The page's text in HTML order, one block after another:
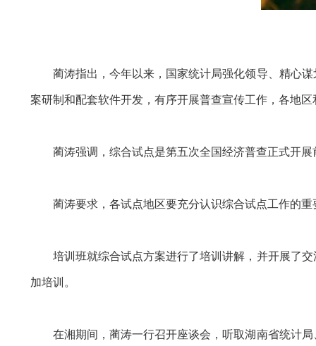
蔺涛指出，今年以来，国家统计局强化领导、精心
案研制和配套软件开发，有序开展普查宣传工作，各地
蔺涛强调，综合试点是第五次全国经济普查正式开
蔺涛要求，各试点地区要充分认识综合试点工作的
培训班就综合试点方案进行了培训讲解，并开展了
加培训。
在湘期间，蔺涛一行召开座谈会，听取湖南省统计